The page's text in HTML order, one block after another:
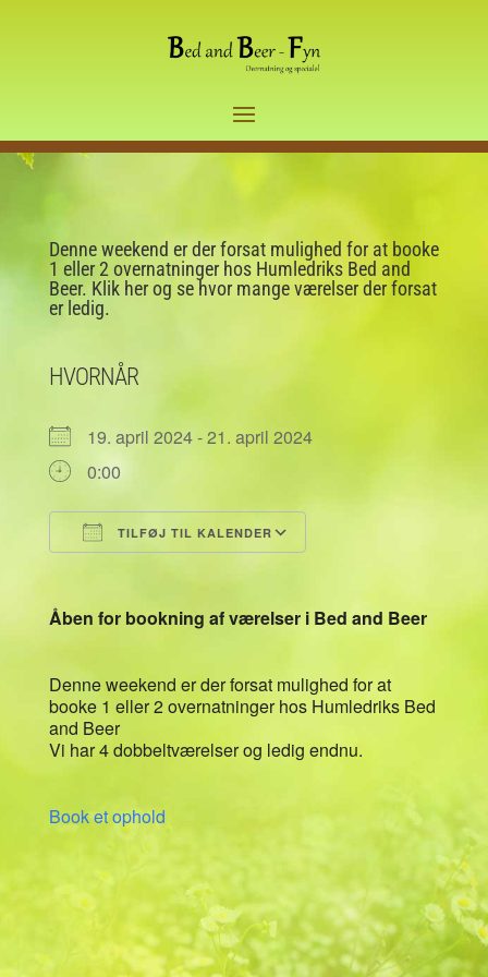
Denne weekend er der forsat mulighed for at booke
1 eller 2 overnatninger hos Humledriks Bed and
Beer. Klik her og se hvor mange værelser der forsat
er ledig.
HVORNÅR
19. april 2024 - 21. april 2024
0:00
TILFØJ TIL KALENDER
Åben for bookning af værelser i Bed and Beer
Denne weekend er der forsat mulighed for at
booke 1 eller 2 overnatninger hos Humledriks Bed
and Beer
Vi har 4 dobbeltværelser og ledig endnu.
Book et ophold